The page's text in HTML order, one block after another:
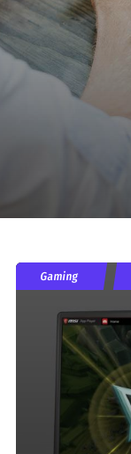
Gaming